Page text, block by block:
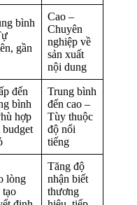
bình
gần
Cao –
Chuyên
nghiệp về
sản xuất
nội dung
đến
bình
hợp
Trung bình
đến cao –
Tùy thuộc
độ nổi
tiếng
lòng
tạo
Tăng độ
nhận biết
thương